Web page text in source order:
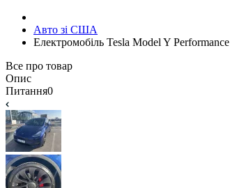
Авто зі США
Електромобіль Tesla Model Y Performance
Все про товар
Опис
Питання0